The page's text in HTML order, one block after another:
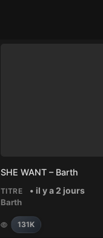
SHE WANT – Barth
TITRE • il y a 2 jours
Barth
131K